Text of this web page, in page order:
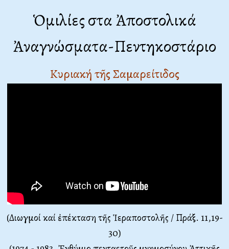
Ὁμιλίες στα Ἀποστολικά
Ἀναγνώσματα-Πεντηκοστάριο
Κυριακή τῆς Σαμαρείτιδος
(Διωγμοί καί ἐπέκταση τῆς Ἱεραποστολῆς / Πράξ. 11,19-
30)